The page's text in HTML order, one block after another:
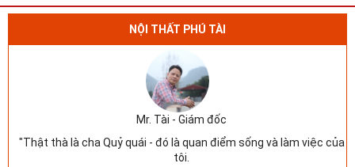
NỘI THẤT PHÚ TÀI
Mr. Tài - Giám đốc
"Thật thà là cha Quỷ quái - đó là quan điểm sống và làm việc của
tôi.